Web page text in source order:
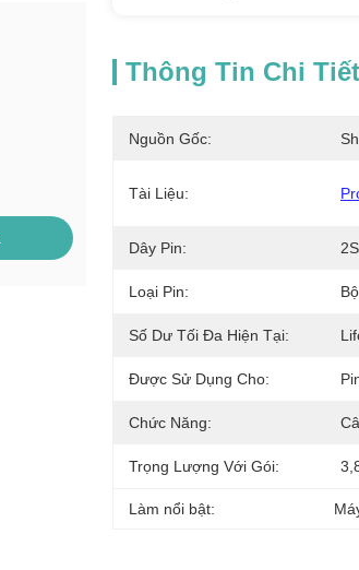
Thông Tin Chi Tiết
Nguồn Gốc:
Tài Liệu:
Dây Pin:
Loại Pin:
Số Dư Tối Đa Hiện Tại:
Được Sử Dụng Cho:
Chức Năng:
Trọng Lượng Với Gói:
Làm nổi bật: